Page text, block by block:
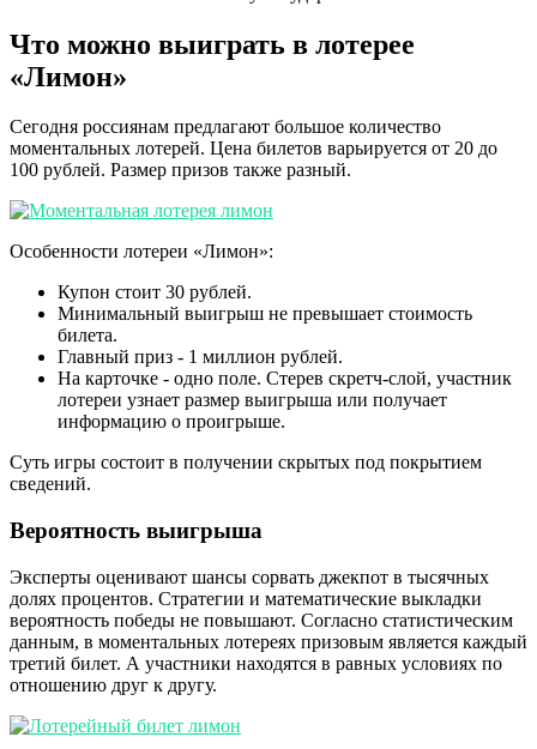
Что можно выиграть в лотерее
«Лимон»
Сегодня россиянам предлагают большое количество
моментальных лотерей. Цена билетов варьируется от 20 до
100 рублей. Размер призов также разный.
Особенности лотереи «Лимон»:
Купон стоит 30 рублей.
Минимальный выигрыш не превышает стоимость
билета.
Главный приз - 1 миллион рублей.
На карточке - одно поле. Стерев скретч-слой, участник
лотереи узнает размер выигрыша или получает
информацию о проигрыше.
Суть игры состоит в получении скрытых под покрытием
сведений.
Вероятность выигрыша
Эксперты оценивают шансы сорвать джекпот в тысячных
долях процентов. Стратегии и математические выкладки
вероятность победы не повышают. Согласно статистическим
данным, в моментальных лотереях призовым является каждый
третий билет. А участники находятся в равных условиях по
отношению друг к другу.